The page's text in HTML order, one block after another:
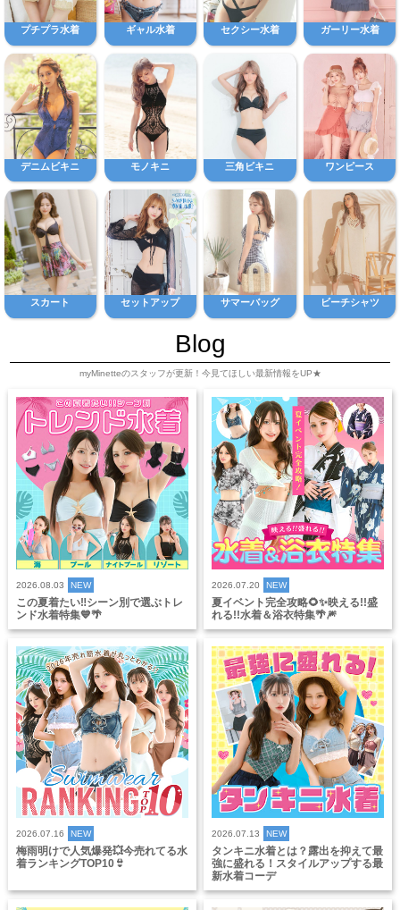
プチプラ水着 ギャル水着 セクシー水着 ガーリー水着
デニムビキニ モノキニ 三角ビキニ ワンピース
スカート セットアップ サマーバッグ ビーチシャツ
Blog
myMinetteのスタッフが更新！今見てほしい最新情報をUP★
2026.08.03 NEW
この夏着たい‼️シーン別で選ぶトレ
ンド水着特集💙🌴
2026.07.20 NEW
夏イベント完全攻略🌻✨映える!!盛
れる!!水着＆浴衣特集🌴🎆
2026.07.16 NEW
梅雨明けで人気爆発💥今売れてる水
着ランキングTOP10👙
2026.07.13 NEW
タンキニ水着とは？露出を抑えて最
強に盛れる！スタイルアップする最
新水着コーデ